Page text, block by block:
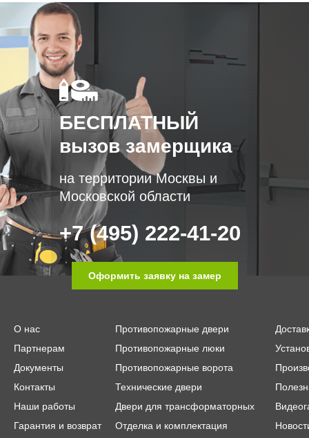
БЕСПЛАТНЫЙ
вызов замерщика
на территории Москвы и
Московской области
+7 (495) 222-41-20
Оформить заявку на замер
О нас
Партнерам
Документы
Контакты
Наши работы
Гарантия и возврат
Противопожарные двери
Противопожарные люки
Противопожарные ворота
Технические двери
Двери для трансформаторных
Отделка и комплектация